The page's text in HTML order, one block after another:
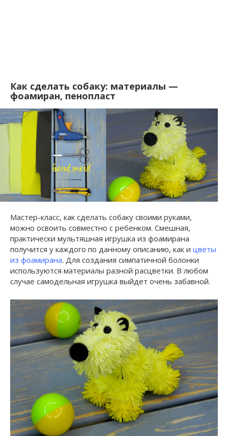
Как сделать собаку: материалы —
фоамиран, пенопласт
Мастер-класс, как сделать собаку своими руками,
можно освоить совместно с ребенком. Смешная,
практически мультяшная игрушка из фоамирана
получится у каждого по данному описанию, как и цветы
из фоамирана. Для создания симпатичной болонки
используются материалы разной расцветки. В любом
случае самодельная игрушка выйдет очень забавной.